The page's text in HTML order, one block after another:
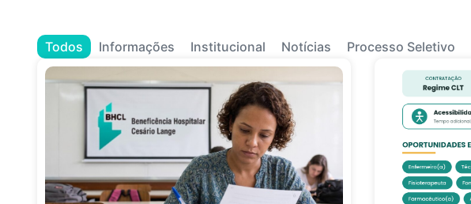
Informações Institucional Notícias Processo Seletivo
Todos